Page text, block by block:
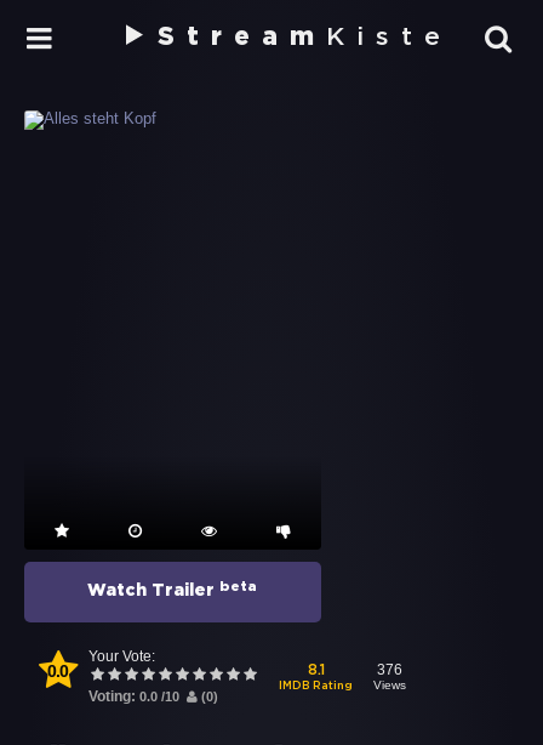
Stream Kiste
Watch Trailer beta
0.0
Your Vote:
Voting: 0.0 /10 (0)
8.1
IMDB Rating
376
Views